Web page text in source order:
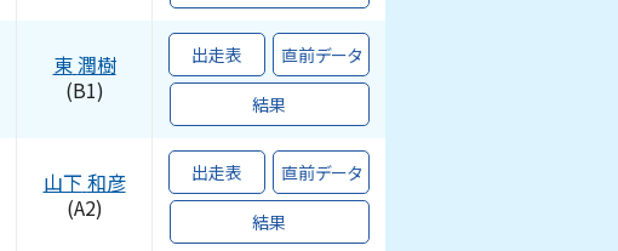
東潤樹
(B1)
出走表 直前データ
結果
山下 和彦
(A2)
出走表 直前データ
結果